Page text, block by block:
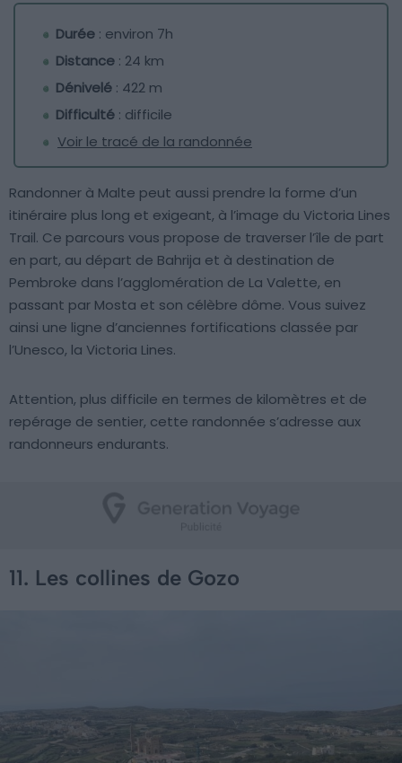
Durée : environ 7h
Distance : 24 km
Dénivelé : 422 m
Difficulté : difficile
Voir le tracé de la randonnée
Randonner à Malte peut aussi prendre la forme d’un
itinéraire plus long et exigeant, à l’image du Victoria Lines
Trail. Ce parcours vous propose de traverser l’île de part
en part, au départ de Bahrija et à destination de
Pembroke dans l’agglomération de La Valette, en
passant par Mosta et son célèbre dôme. Vous suivez
ainsi une ligne d’anciennes fortifications classée par
l’Unesco, la Victoria Lines.
Attention, plus difficile en termes de kilomètres et de
repérage de sentier, cette randonnée s’adresse aux
randonneurs endurants.
11. Les collines de Gozo